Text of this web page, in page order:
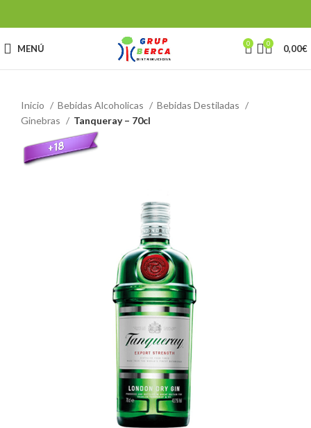
MENÚ 0 0 0,00€
Inicio Bebidas Alcoholicas
Bebidas Destiladas
Ginebras
Tanqueray – 70cl